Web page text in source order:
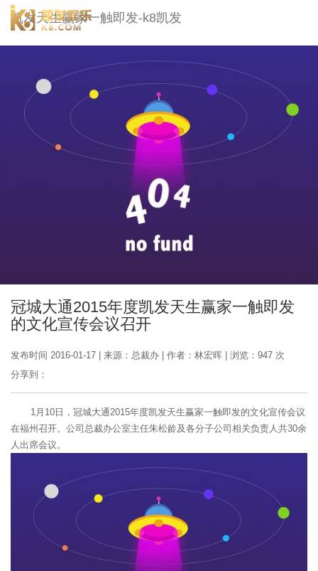
冠城大通-凯发天生赢家一触即发
凯发天生赢家一触即发-k8凯发
冠城大通2015年度凯发天生赢家一触即发
的文化宣传会议召开
发布时间 2016-01-17 来源：总裁办 作者：林宏晖
浏览：947 次
分享到：
1月10日，冠城大通2015年度凯发天生赢家一触即发的文化宣传会议
在福州召开。公司总裁办公室主任朱松龄及各分子公司相关负责人共30余
人出席会议。